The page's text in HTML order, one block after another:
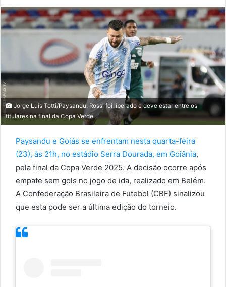
email
Jorge Luís Totti/Paysandu. Rossi foi liberado e deve estar entre os
titulares na final da Copa Verde
Paysandu e Goiás se enfrentam nesta quarta-feira
(23), às 21h, no estádio Serra Dourada, em Goiânia,
pela final da Copa Verde 2025. A decisão ocorre após
empate sem gols no jogo de ida, realizado em Belém.
A Confederação Brasileira de Futebol (CBF) sinalizou
que esta pode ser a última edição do torneio.